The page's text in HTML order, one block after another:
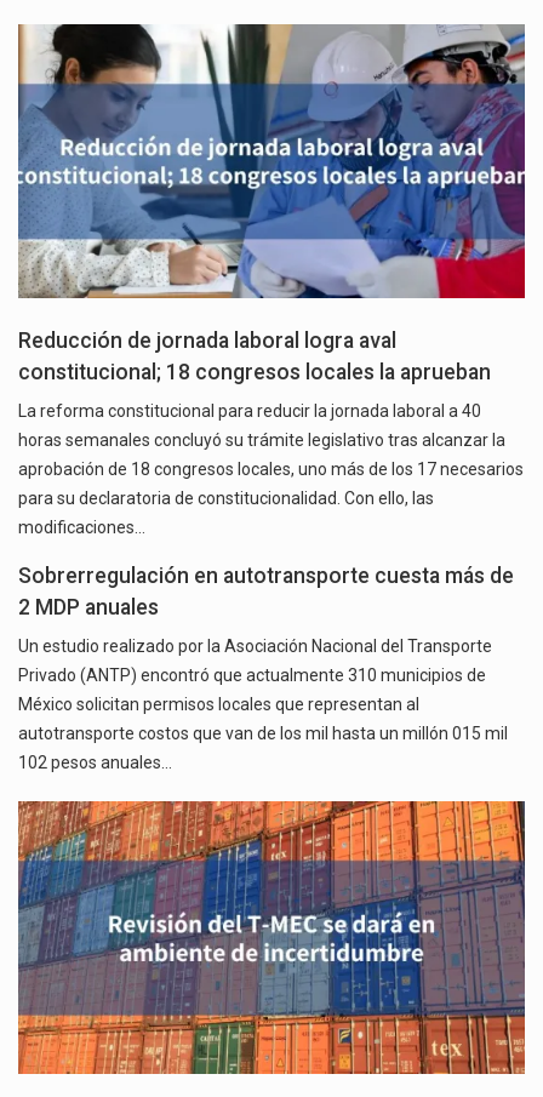
Reducción de jornada laboral logra aval
constitucional; 18 congresos locales la aprueban
La reforma constitucional para reducir la jornada laboral a 40
horas semanales concluyó su trámite legislativo tras alcanzar la
aprobación de 18 congresos locales, uno más de los 17 necesarios
para su declaratoria de constitucionalidad. Con ello, las
modificaciones…
Sobrerregulación en autotransporte cuesta más de
2 MDP anuales
Un estudio realizado por la Asociación Nacional del Transporte
Privado (ANTP) encontró que actualmente 310 municipios de
México solicitan permisos locales que representan al
autotransporte costos que van de los mil hasta un millón 015 mil
102 pesos anuales…